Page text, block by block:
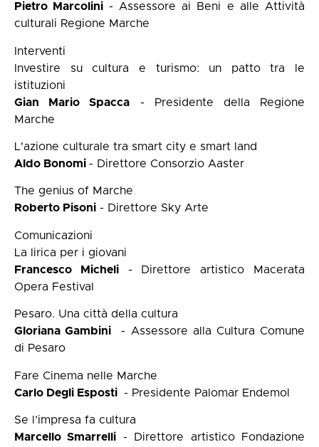
Pietro Marcolini - Assessore ai Beni e alle Attività
culturali Regione Marche
Interventi
Investire su cultura e turismo: un patto tra le
istituzioni
Gian Mario Spacca - Presidente della Regione
Marche
L'azione culturale tra smart city e smart land
Aldo Bonomi - Direttore Consorzio Aaster
The genius of Marche
Roberto Pisoni - Direttore Sky Arte
Comunicazioni
La lirica per i giovani
Francesco Micheli- Direttore artistico Macerata
Opera Festival
Pesaro. Una città della cultura
Gloriana Gambini - Assessore alla Cultura Comune
di Pesaro
Fare Cinema nelle Marche
Carlo Degli Esposti - Presidente Palomar Endemol
Se l’impresa fa cultura
Marcello Smarrelli - Direttore artistico Fondazione